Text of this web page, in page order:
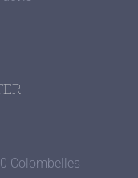
Colombelles